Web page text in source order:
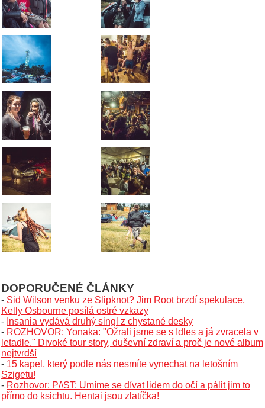
DOPORUČENÉ ČLÁNKY
- Sid Wilson venku ze Slipknot? Jim Root brzdí spekulace,
Kelly Osbourne posílá ostré vzkazy
- Insania vydává druhý singl z chystané desky
- ROZHOVOR: Yonaka: "Ožrali jsme se s Idles a já zvracela v
letadle." Divoké tour story, duševní zdraví a proč je nové album
nejtvrdší
- 15 kapel, který podle nás nesmíte vynechat na letošním
Szigetu!
- Rozhovor: P/\ST: Umíme se dívat lidem do očí a pálit jim to
přímo do ksichtu. Hentai jsou zlatíčka!